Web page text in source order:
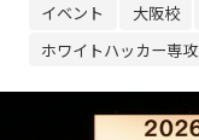
イベント 大阪校
ホワイトハッカー専攻